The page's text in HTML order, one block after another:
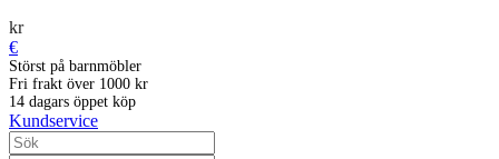
kr
€
Störst på barnmöbler
Fri frakt över 1000 kr
14 dagars öppet köp
Kundservice